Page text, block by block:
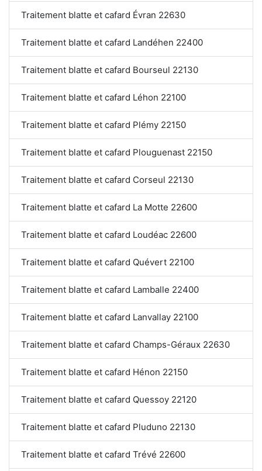
Traitement blatte et cafard Évran 22630
Traitement blatte et cafard Landéhen 22400
Traitement blatte et cafard Bourseul 22130
Traitement blatte et cafard Léhon 22100
Traitement blatte et cafard Plémy 22150
Traitement blatte et cafard Plouguenast 22150
Traitement blatte et cafard Corseul 22130
Traitement blatte et cafard La Motte 22600
Traitement blatte et cafard Loudéac 22600
Traitement blatte et cafard Quévert 22100
Traitement blatte et cafard Lamballe 22400
Traitement blatte et cafard Lanvallay 22100
Traitement blatte et cafard Champs-Géraux 22630
Traitement blatte et cafard Hénon 22150
Traitement blatte et cafard Quessoy 22120
Traitement blatte et cafard Pluduno 22130
Traitement blatte et cafard Trévé 22600